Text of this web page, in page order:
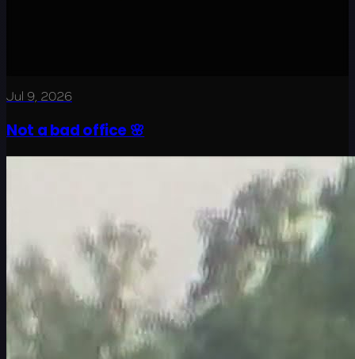
Jul 9, 2026
Not a bad office 🌸